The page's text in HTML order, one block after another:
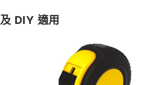
DIY 適用